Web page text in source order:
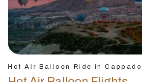
Hot Air Balloon Ride in